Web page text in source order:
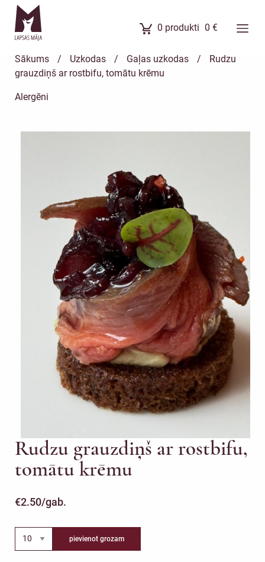
0 produkti 0 €
Ēdienkarte
Sākums / Uzkodas / Gaļas uzkodas /
Rudzu
grauzdiņš ar rostbifu, tomātu krēmu
Alergēni
Rudzu grauzdiņš ar rostbifu,
tomātu krēmu
€2.50/gab.
pievienot grozam